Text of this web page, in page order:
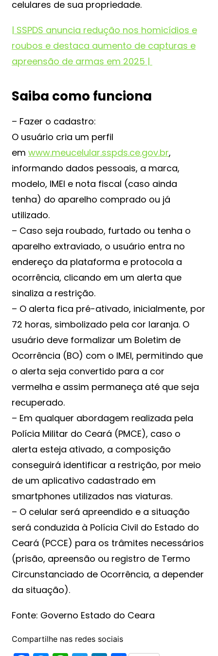
celulares de sua propriedade.
| SSPDS anuncia redução nos homicídios e
roubos e destaca aumento de capturas e
apreensão de armas em 2025 |
Saiba como funciona
– Fazer o cadastro:
O usuário cria um perfil
em www.meucelular.sspds.ce.gov.br,
informando dados pessoais, a marca,
modelo, IMEI e nota fiscal (caso ainda
tenha) do aparelho comprado ou já
utilizado.
– Caso seja roubado, furtado ou tenha o
aparelho extraviado, o usuário entra no
endereço da plataforma e protocola a
ocorrência, clicando em um alerta que
sinaliza a restrição.
– O alerta fica pré-ativado, inicialmente, por
72 horas, simbolizado pela cor laranja. O
usuário deve formalizar um Boletim de
Ocorrência (BO) com o IMEI, permitindo que
o alerta seja convertido para a cor
vermelha e assim permaneça até que seja
recuperado.
– Em qualquer abordagem realizada pela
Polícia Militar do Ceará (PMCE), caso o
alerta esteja ativado, a composição
conseguirá identificar a restrição, por meio
de um aplicativo cadastrado em
smartphones utilizados nas viaturas.
– O celular será apreendido e a situação
será conduzida à Polícia Civil do Estado do
Ceará (PCCE) para os trâmites necessários
(prisão, apreensão ou registro de Termo
Circunstanciado de Ocorrência, a depender
da situação).
Fonte: Governo Estado do Ceara
Compartilhe nas redes sociais